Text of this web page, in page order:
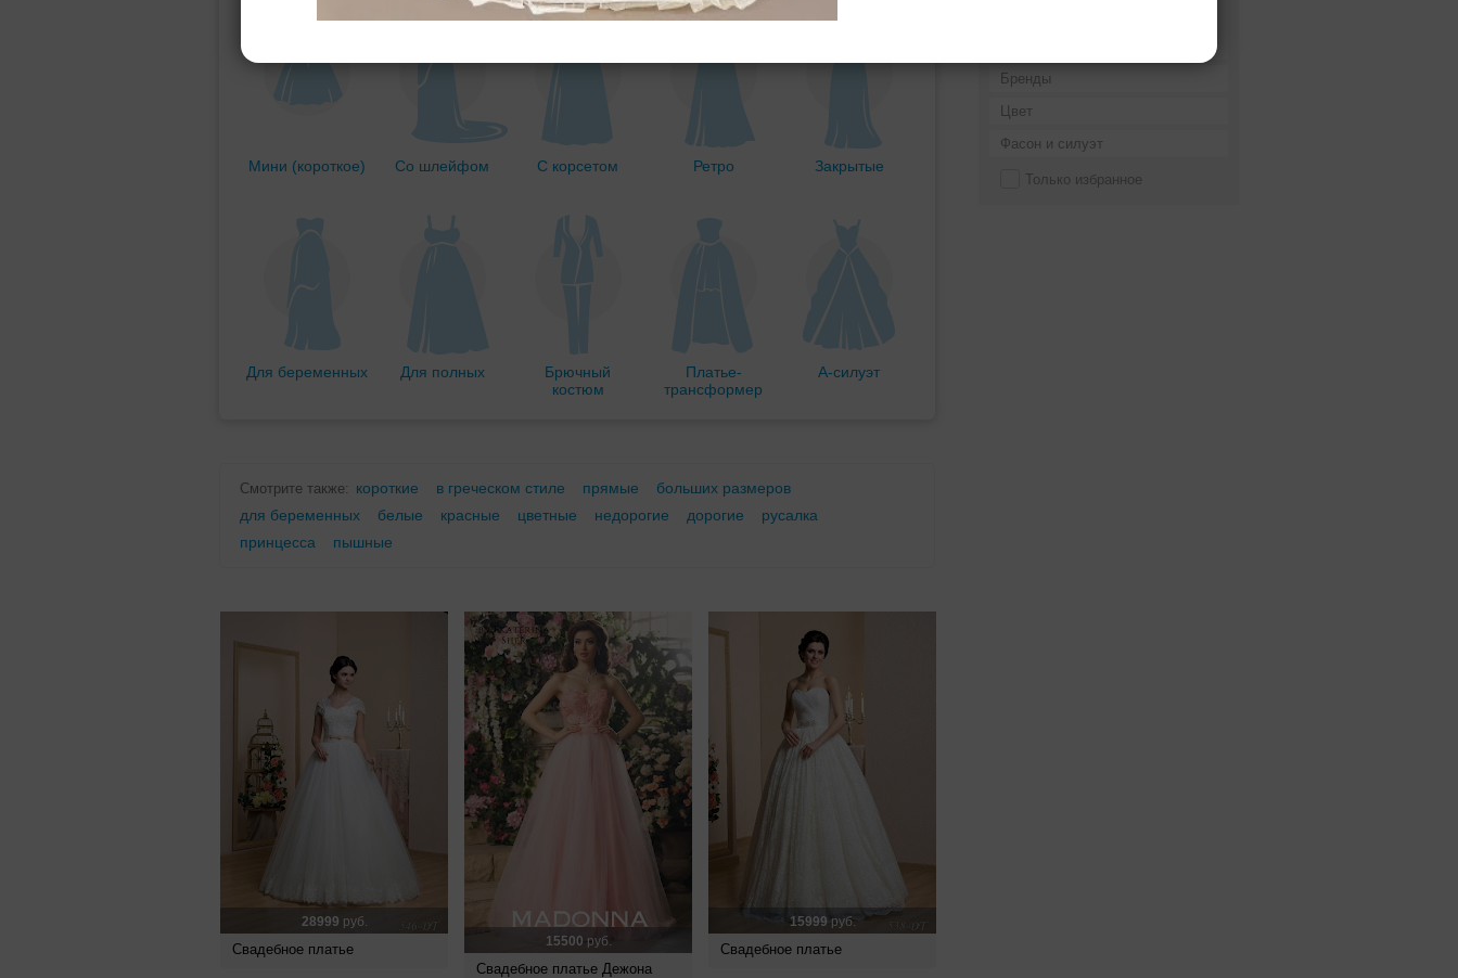
Бренды
Цвет
Фасон и силуэт
Только избранное
Мини (короткое) Со шлейфом С корсетом Ретро Закрытые
Для беременных Для полных
Брючный
костюм
Платье-
трансформер
А-силуэт
Смотрите также: короткие в греческом стиле прямые
больших размеров
для беременных
белые красные цветные недорогие дорогие
русалка
принцесса
пышные
28999 руб.
Свадебное платье 15500 руб.
Свадебное платье Дежона
15999руб.
Свадебное платье